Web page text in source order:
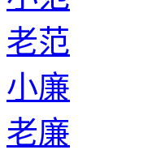
老范
小廉
老廉